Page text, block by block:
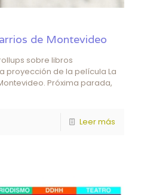
de Montevideo
sobre libros
proyección de la película La
Próxima parada,
Leer más